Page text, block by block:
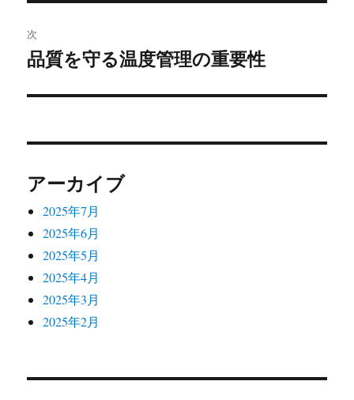
ビ
ゲ
ー
ン
投
稿:
次
次
投
品質を守る温度管理の重要性
アーカイブ
2025年7月
2025年6月
2025年5月
2025年4月
2025年3月
2025年2月